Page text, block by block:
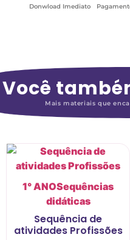
Donwload Imediato
Você
Mais materiais que
1° ANOSequências
didáticas
Sequência de
atividades Profissões